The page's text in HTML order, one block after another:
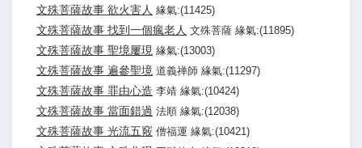
文殊菩薩故事 欲火害人 緣氣:(11425)
文殊菩薩故事 找到一個瘋老人 文殊菩薩 緣氣:(11895)
文殊菩薩故事 聖境屢現 緣氣:(13003)
文殊菩薩故事 遍參聖境 道義禅師 緣氣:(11297)
文殊菩薩故事 罪由心造 李靖 緣氣:(10424)
文殊菩薩故事 當面錯過 法順 緣氣:(12038)
文殊菩薩故事 光流五竅 僧福運 緣氣:(10421)